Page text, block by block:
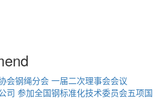
会钢绳分会 一届二次理事会会议
司 参加全国钢标准化技术委员会五项国